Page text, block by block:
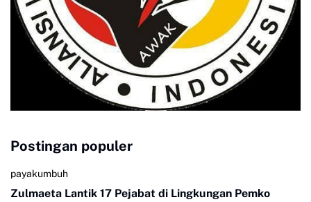
Postingan populer
payakumbuh
Zulmaeta Lantik 17 Pejabat di Lingkungan Pemko